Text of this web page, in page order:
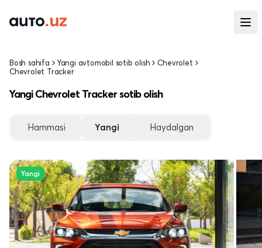
Bosh sahifa Yangi avtomobil sotib olish
Chevrolet
Chevrolet Tracker
Yangi Chevrolet Tracker sotib olish
Hammasi Yangi Haydalgan
Yangi